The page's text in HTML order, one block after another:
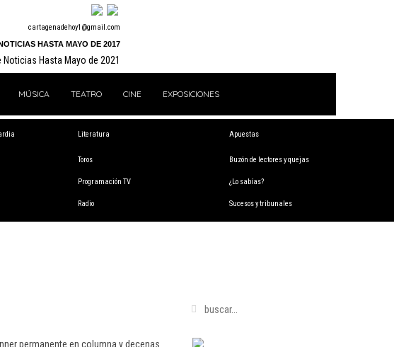
cartagenadehoy1@gmail.com
HASTA MAYO DE 2017
Noticias Hasta Mayo de 2021
MÚSICA TEATRO CINE EXPOSICIONES
Literatura
Toros
Programación TV
Radio
Apuestas
Buzón de lectores y quejas
¿Lo sabías?
Sucesos y tribunales
permanente en columna y decenas